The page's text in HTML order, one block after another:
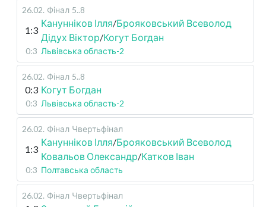
26.02. Фінал 5..8
1:3
Канунніков Ілля/Брояковський Всеволод
Дідух Віктор/Когут Богдан
0:3 Львівська область-2
26.02. Фінал 5..8
0:3 Когут Богдан
0:3 Львівська область-2
26.02. Фінал Чвертьфінал
1:3
Канунніков Ілля/Брояковський Всеволод
Ковальов Олександр/Катков Іван
0:3 Полтавська область
26.02. Фінал Чвертьфінал